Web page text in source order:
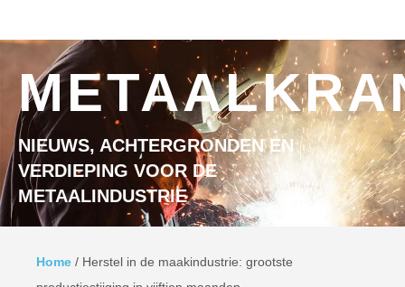
NIEUWS, ACHTERGRONDEN EN
VERDIEPING VOOR DE
METAALINDUSTRIE
Home / Herstel in de maakindustrie: grootste